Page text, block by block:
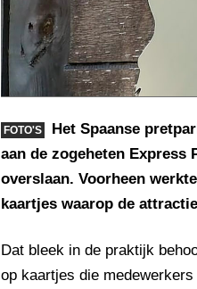
FOTO'S
Het Spaanse
aan de zogeheten Express
overslaan. Voorheen
kaartjes waarop de
Dat bleek in de praktijk
op kaartjes die